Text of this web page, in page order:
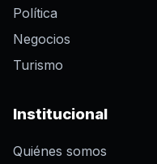
Política
Negocios
Turismo
Institucional
Quiénes somos